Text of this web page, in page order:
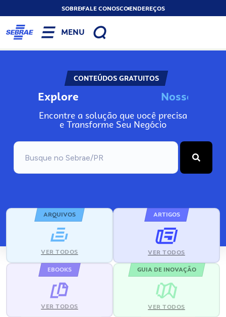
SOBREFALE CONOSCOENDEREÇOS
MENU
CONTEÚDOS GRATUITOS
Explore No
Encontre a solução que você precisa
e Transforme Seu Negócio
ARQUIVOS
VER TODOS
ARTIGOS
VER TODOS
EBOOKS
VER TODOS
GUIA DE INOVAÇÃO
VER TODOS